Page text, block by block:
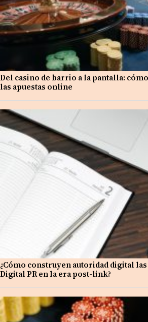
Del casino de barrio a la pantalla:
las apuestas online
¿Cómo construyen autoridad digital
Digital PR en la era post-link?